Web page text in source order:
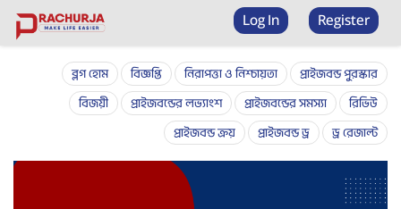
Log In Register
ব্লগ হোম বিজ্ঞপ্তি নিরাপত্তা ও নিশ্চায়তা
প্রাইজবন্ড পুরস্কার
বিজয়ী
প্রাইজবন্ডের লভ্যাংশ প্রাইজবন্ডের সমস্যা
রিভিউ
প্রাইজবন্ড ক্রয়
প্রাইজবন্ড ড্র ড্র রেজাল্ট